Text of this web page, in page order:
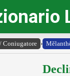
Coniugatore ›